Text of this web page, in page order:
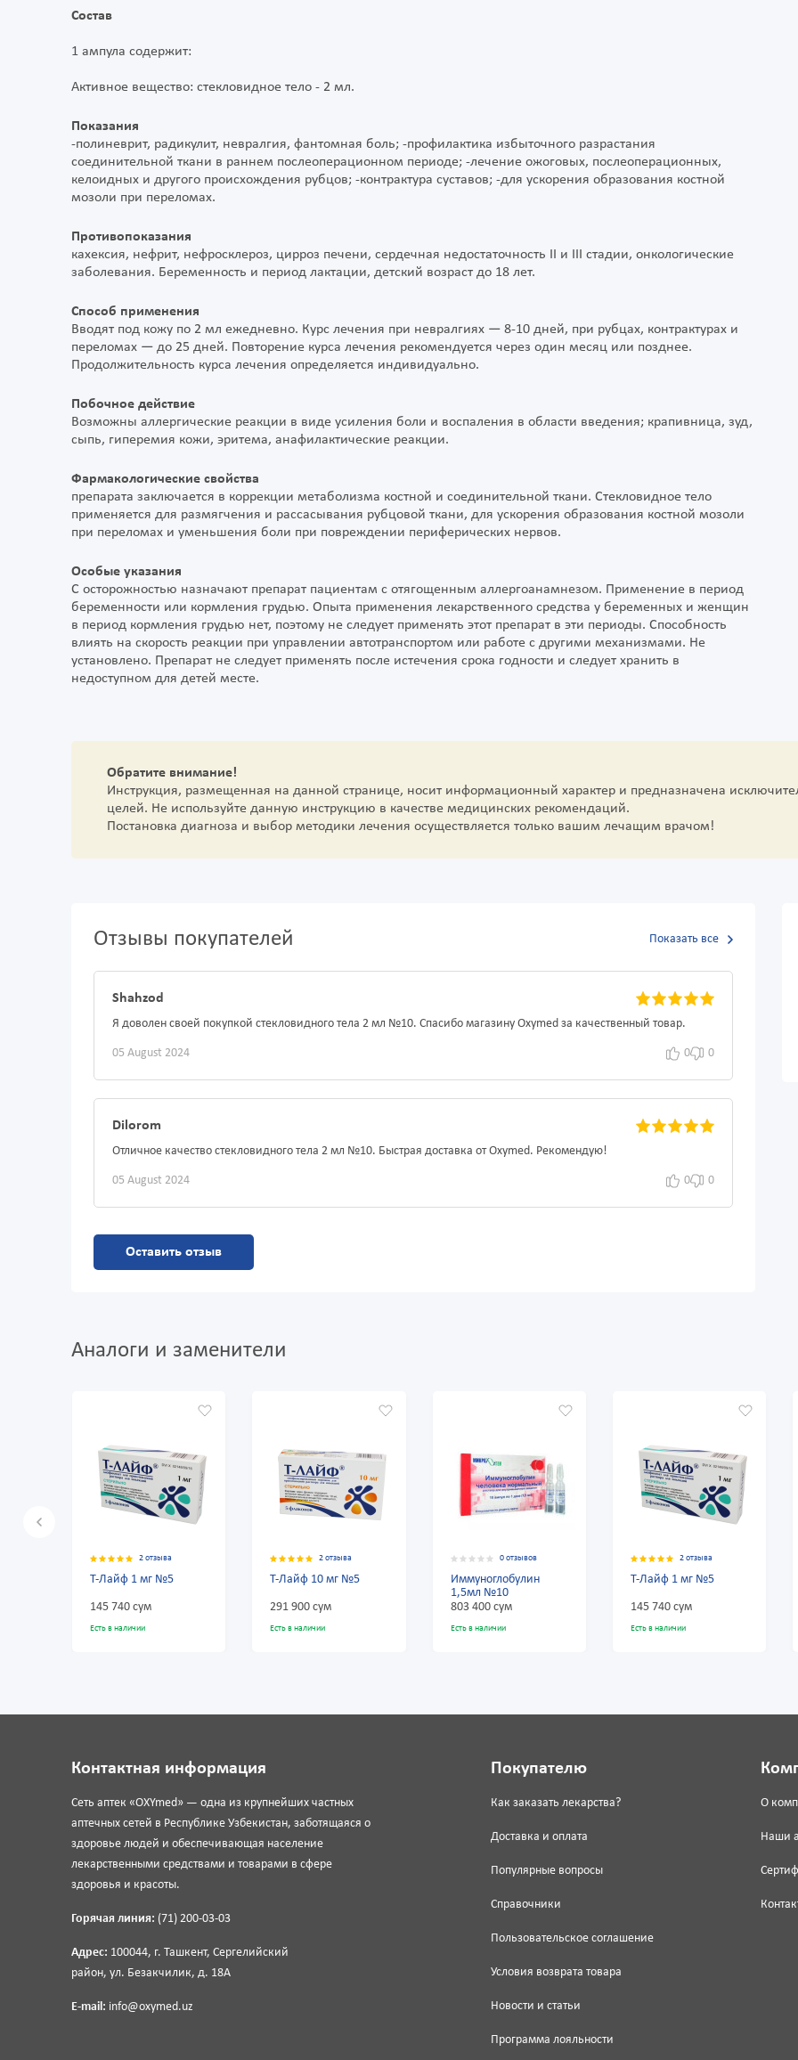
Состав
1 ампула содержит:
Активное вещество: стекловидное тело - 2 мл.
Показания
-полиневрит, радикулит, невралгия, фантомная боль; -профилактика избыточного разрастания
соединительной ткани в раннем послеоперационном периоде; -лечение ожоговых, послеоперационных,
келоидных и другого происхождения рубцов; -контрактура суставов; -для ускорения образования костной
мозоли при переломах.
Противопоказания
кахексия, нефрит, нефросклероз, цирроз печени, сердечная недостаточность II и III стадии, онкологические
заболевания. Беременность и период лактации, детский возраст до 18 лет.
Способ применения
Вводят под кожу по 2 мл ежедневно. Курс лечения при невралгиях — 8-10 дней, при рубцах, контрактурах и
переломах — до 25 дней. Повторение курса лечения рекомендуется через один месяц или позднее.
Продолжительность курса лечения определяется индивидуально.
Побочное действие
Возможны аллергические реакции в виде усиления боли и воспаления в области введения; крапивница, зуд,
сыпь, гиперемия кожи, эритема, анафилактические реакции.
Фармакологические свойства
препарата заключается в коррекции метаболизма костной и соединительной ткани. Стекловидное тело
применяется для размягчения и рассасывания рубцовой ткани, для ускорения образования костной мозоли
при переломах и уменьшения боли при повреждении периферических нервов.
Особые указания
С осторожностью назначают препарат пациентам с отягощенным аллергоанамнезом. Применение в период
беременности или кормления грудью. Опыта применения лекарственного средства у беременных и женщин
в период кормления грудью нет, поэтому не следует применять этот препарат в эти периоды. Способность
влиять на скорость реакции при управлении автотранспортом или работе с другими механизмами. Не
установлено. Препарат не следует применять после истечения срока годности и следует хранить в
недоступном для детей месте.
Обратите внимание!
Инструкция, размещенная на данной странице, носит информационный характер и предназначена
целей. Не используйте данную инструкцию в качестве медицинских рекомендаций.
Постановка диагноза и выбор методики лечения осуществляется только вашим лечащим врачом!
Отзывы покупателей Показать все
Shahzod
Я доволен своей покупкой стекловидного тела 2 мл №10. Спасибо магазину Oxymed за качественный товар.
05 August 2024 0 0
Dilorom
Отличное качество стекловидного тела 2 мл №10. Быстрая доставка от Oxymed. Рекомендую!
05 August 2024 0 0
Оставить отзыв
Аналоги и заменители
Т-Лайф 10 мг №5
291 900 сум
Есть в наличии
Иммуноглобулин
803 400 сум
Есть в наличии
Т-Лайф 1 мг №5
145 740 сум
Есть в наличии
Т-Лайф 10 мг №5
291 900 сум
Есть в наличии
Контактная информация
Сеть аптек «OXYmed» — одна из крупнейших частных
аптечных сетей в Республике Узбекистан, заботящаяся о
здоровье людей и обеспечивающая население
лекарственными средствами и товарами в сфере
здоровья и красоты.
Горячая линия: (71) 200-03-03
Адрес: 100044, г. Ташкент, Сергелийский
район, ул. Безакчилик, д. 18А
E-mail: info@oxymed.uz
Покупателю
Как заказать лекарства?
Доставка и оплата
Популярные вопросы
Справочники
Пользовательское соглашение
Условия возврата товара
Новости и статьи
Программа лояльности
О
Наши